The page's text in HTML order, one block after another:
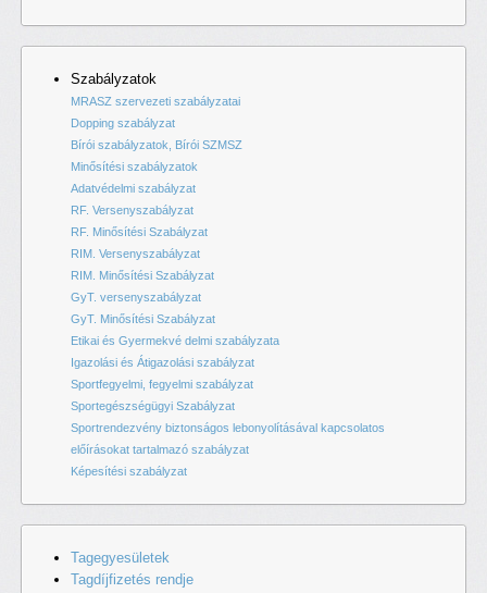
Szabályzatok
MRASZ szervezeti szabályzatai
Dopping szabályzat
Bírói szabályzatok, Bírói SZMSZ
Minősítési szabályzatok
Adatvédelmi szabályzat
RF. Versenyszabályzat
RF. Minősítési Szabályzat
RIM. Versenyszabályzat
RIM. Minősítési Szabályzat
GyT. versenyszabályzat
GyT. Minősítési Szabályzat
Etikai és Gyermekvé delmi szabályzata
Igazolási és Átigazolási szabályzat
Sportfegyelmi, fegyelmi szabályzat
Sportegészségügyi Szabályzat
Sportrendezvény biztonságos lebonyolításával kapcsolatos
előírásokat tartalmazó szabályzat
Képesítési szabályzat
Tagegyesületek
Tagdíjfizetés rendje